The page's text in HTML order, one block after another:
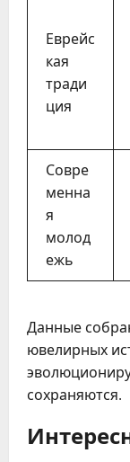
Еврейс
кая
тради
ция
Совре
менна
я
молод
ежь
Данные
ювелирных
сохраняются.